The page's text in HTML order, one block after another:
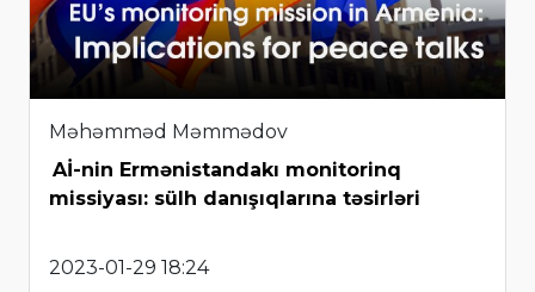
Məhəmməd Məmmədov
Aİ-nin Ermənistandakı monitorinq
missiyası: sülh danışıqlarına təsirləri
2023-01-29 18:24